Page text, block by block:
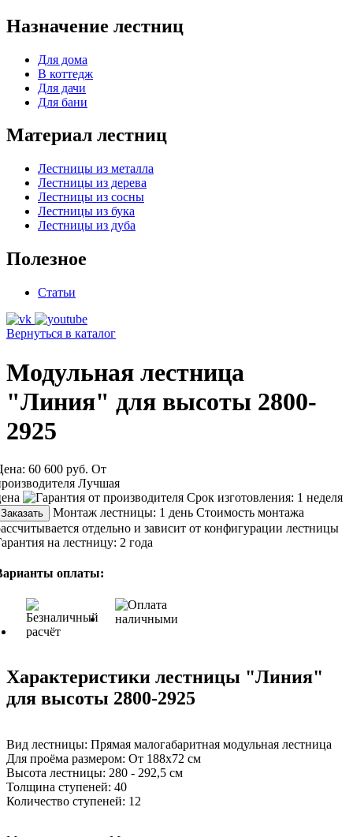
Назначение лестниц
Для дома
В коттедж
Для дачи
Для бани
Материал лестниц
Лестницы из металла
Лестницы из дерева
Лестницы из сосны
Лестницы из бука
Лестницы из дуба
Полезное
Статьи
Вернуться в каталог
Модульная лестница
"Линия" для высоты 2800-
2925
60 600 руб. От
Лучшая
Срок изготовления: 1 неделя
Заказать Монтаж лестницы: 1 день Стоимость монтажа
отдельно и зависит от конфигурации лестницы
на лестницу: 2 года
оплаты:
Характеристики лестницы "Линия"
для высоты 2800-2925
Вид лестницы: Прямая малогабаритная модульная лестница
Для проёма размером: От 188х72 см
Высота лестницы: 280 - 292,5 см
Толщина ступеней: 40
Количество ступеней: 12